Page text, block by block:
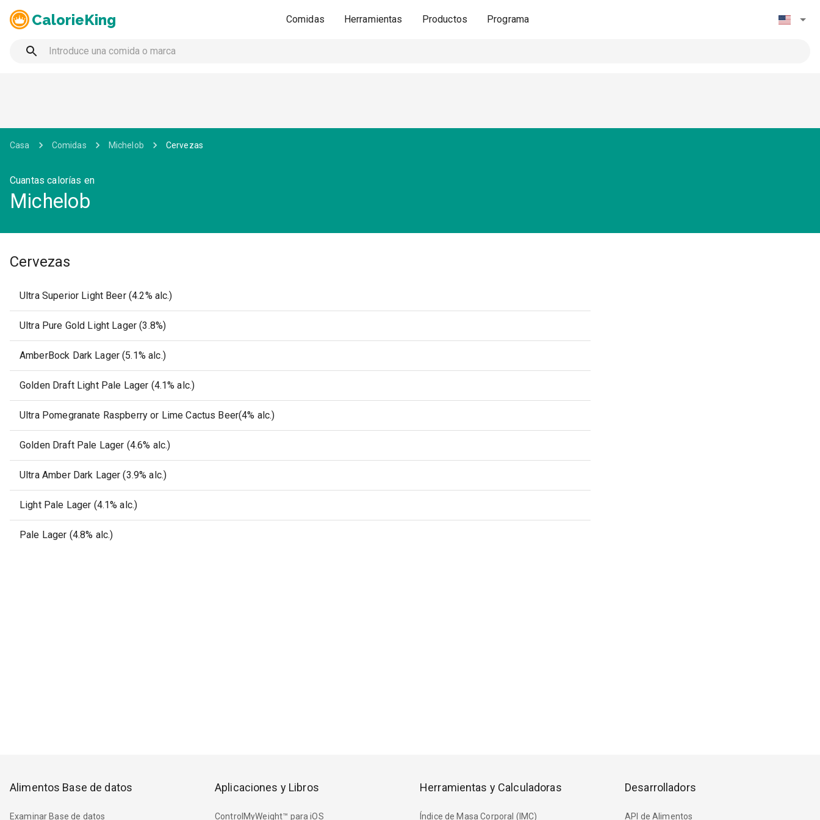
CalorieKing Comidas Herramientas Productos Programa
Casa Comidas Michelob Cervezas
Cuantas calorías en
Michelob
Cervezas
Ultra Superior Light Beer (4.2% alc.)
Ultra Pure Gold Light Lager (3.8%)
AmberBock Dark Lager (5.1% alc.)
Golden Draft Light Pale Lager (4.1% alc.)
Ultra Pomegranate Raspberry or Lime Cactus Beer(4% alc.)
Golden Draft Pale Lager (4.6% alc.)
Ultra Amber Dark Lager (3.9% alc.)
Light Pale Lager (4.1% alc.)
Pale Lager (4.8% alc.)
Alimentos Base de datos
Examinar Base de datos
Aplicaciones y Libros
ControlMyWeight™ para iOS
Herramientas y Calculadoras
Índice de Masa Corporal (IMC)
Desarrolladors
API de Alimentos